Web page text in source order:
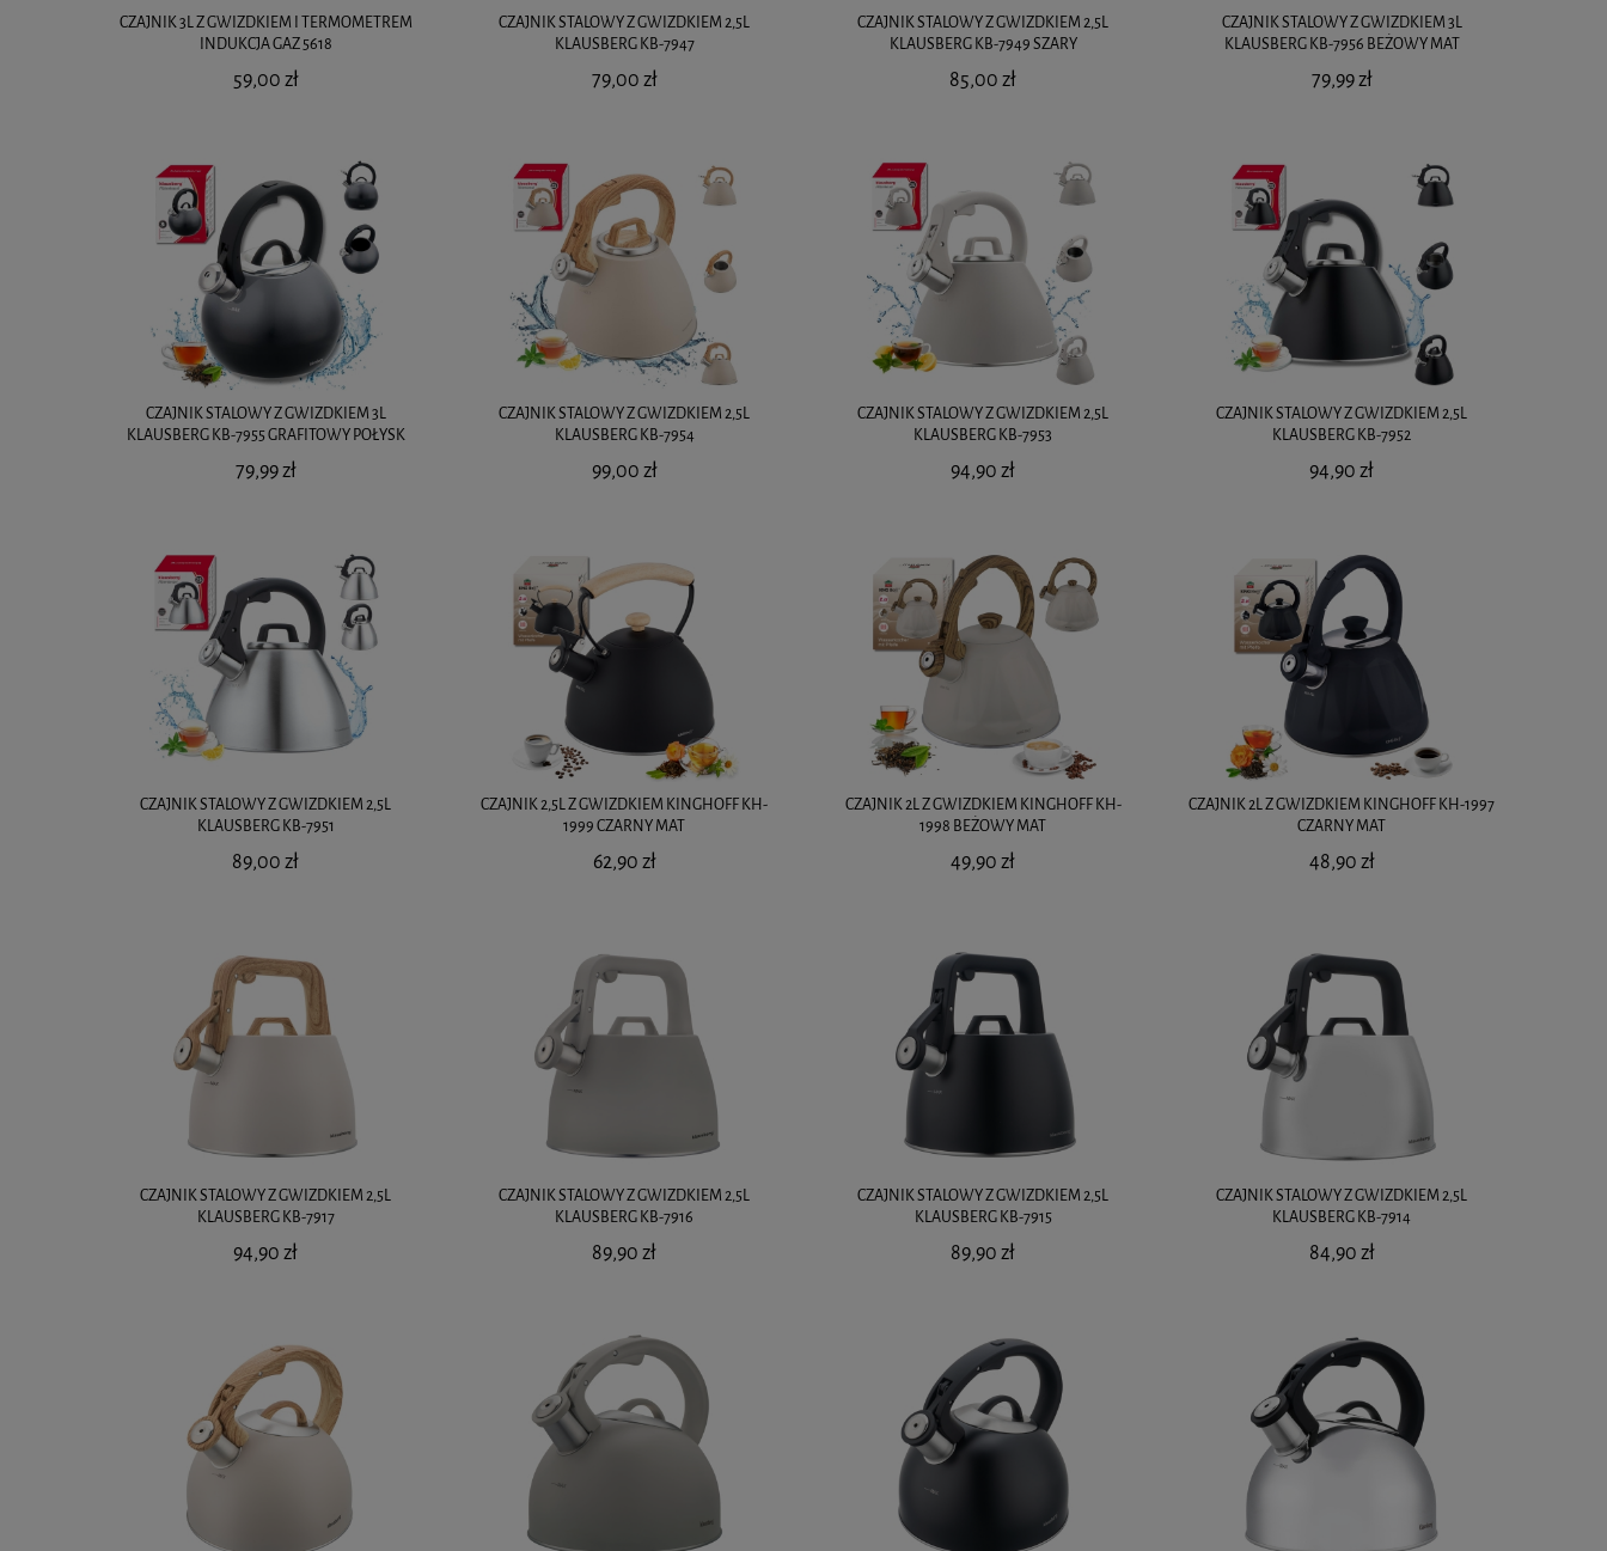
CZAJNIK 3L Z GWIZDKIEM I TERMOMETREM
INDUKCJA GAZ 5618
59,00 zł
CZAJNIK STALOWY Z GWIZDKIEM 2,5L
KLAUSBERG KB-7947
79,00 zł
CZAJNIK STALOWY Z GWIZDKIEM 2,5L
KLAUSBERG KB-7949 SZARY
85,00 zł
CZAJNIK STALOWY Z GWIZDKIEM 3L
KLAUSBERG KB-7956 BEŻOWY MAT
79,99 zł
CZAJNIK STALOWY Z GWIZDKIEM 3L
KLAUSBERG KB-7955 GRAFITOWY POŁYSK
79,99 zł
CZAJNIK STALOWY Z GWIZDKIEM 2,5L
KLAUSBERG KB-7954
99,00 zł
CZAJNIK STALOWY Z GWIZDKIEM 2,5L
KLAUSBERG KB-7953
94,90 zł
CZAJNIK STALOWY Z GWIZDKIEM 2,5L
KLAUSBERG KB-7952
94,90 zł
CZAJNIK STALOWY Z GWIZDKIEM 2,5L
KLAUSBERG KB-7951
89,00 zł
CZAJNIK 2,5L Z GWIZDKIEM KINGHOFF KH-
1999 CZARNY MAT
62,90 zł
CZAJNIK 2L Z GWIZDKIEM KINGHOFF KH-
1998 BEŻOWY MAT
49,90 zł
CZAJNIK 2L Z GWIZDKIEM KINGHOFF KH-1997
CZARNY MAT
48,90 zł
CZAJNIK STALOWY Z GWIZDKIEM 2,5L
KLAUSBERG KB-7917
94,90 zł
CZAJNIK STALOWY Z GWIZDKIEM 2,5L
KLAUSBERG KB-7916
89,90 zł
CZAJNIK STALOWY Z GWIZDKIEM 2,5L
KLAUSBERG KB-7915
89,90 zł
CZAJNIK STALOWY Z GWIZDKIEM 2,5L
KLAUSBERG KB-7914
84,90 zł